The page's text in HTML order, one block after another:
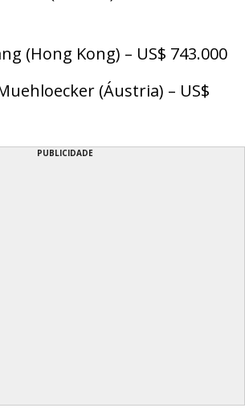
(Hong Kong) – US$ 743.000
(Áustria) – US$
PUBLICIDADE